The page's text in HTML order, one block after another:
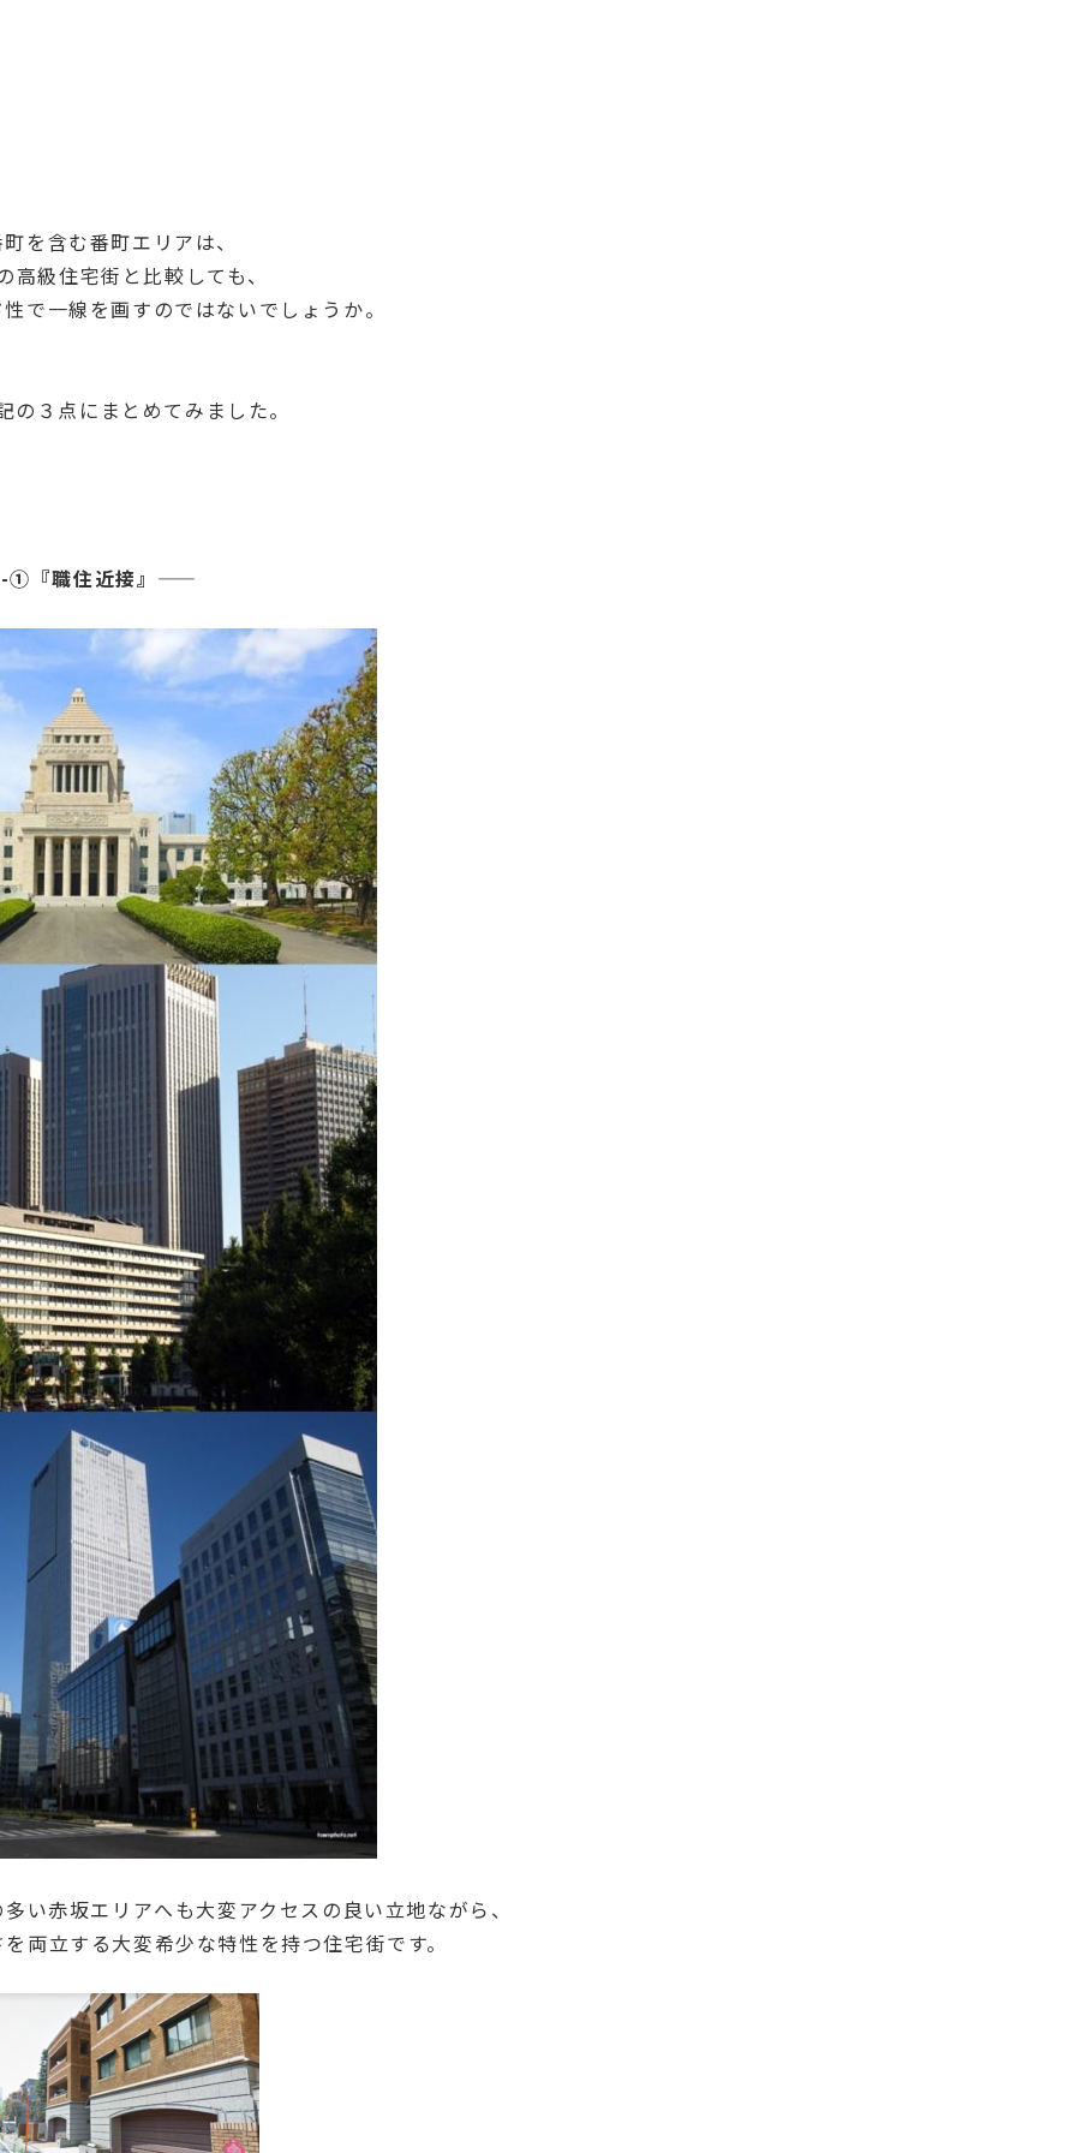
を含む番町エリアは、
高級住宅街と比較しても、
で一線を画すのではないでしょうか。
の３点にまとめてみました。
『職住近接』——
い赤坂エリアへも大変アクセスの良い立地ながら、
両立する大変希少な特性を持つ住宅街です。